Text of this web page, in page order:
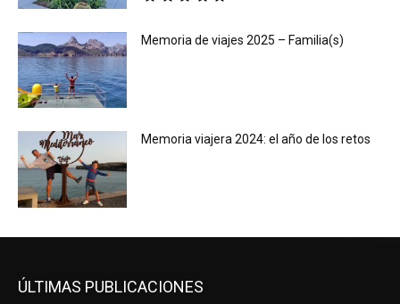
Memoria de viajes 2025 – Familia(s)
Memoria viajera 2024: el año de los retos
ÚLTIMAS PUBLICACIONES